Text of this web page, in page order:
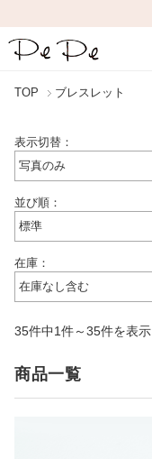
TOP ブレスレット
表示切替：
並び順：
在庫：
35件中1件～35件を表示
商品一覧